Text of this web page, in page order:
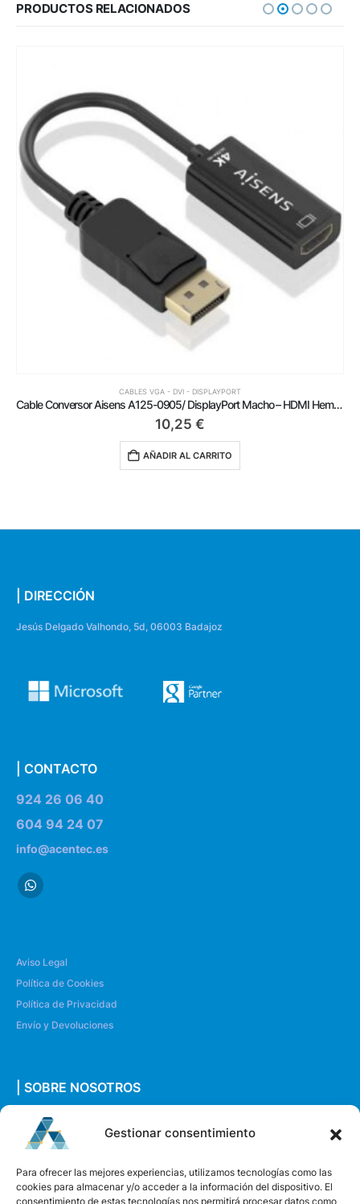
Gestionar consentimiento
Para ofrecer las mejores experiencias, utilizamos tecnologías como las
cookies para almacenar y/o acceder a la información del dispositivo. El
consentimiento de estas tecnologías nos permitirá procesar datos como
PRODUCTOS RELACIONADOS
CABLES VGA - DVI - DISPLAYPORT
Cable Conversor Aisens A125-0905/ DisplayPort Macho – HDMI Hembra/ 15cm/ Negro
10,25 €
AÑADIR AL CARRITO
| DIRECCIÓN
Jesús Delgado Valhondo, 5d, 06003 Badajoz
| CONTACTO
924 26 06 40
604 94 24 07
info@acentec.es
Aviso Legal
Política de Cookies
Política de Privacidad
Envío y Devoluciones
| SOBRE NOSOTROS
Quiénes somos
Envíanos un mensaje